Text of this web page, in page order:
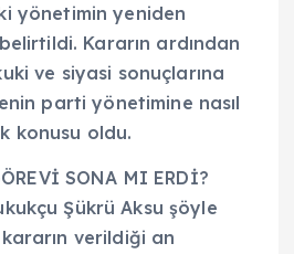
yönetimin yeniden
Kararın ardından
ve siyasi sonuçlarına
parti yönetimine nasıl
konusu oldu.
SONA MI ERDİ?
Şükrü Aksu şöyle
verildiği an